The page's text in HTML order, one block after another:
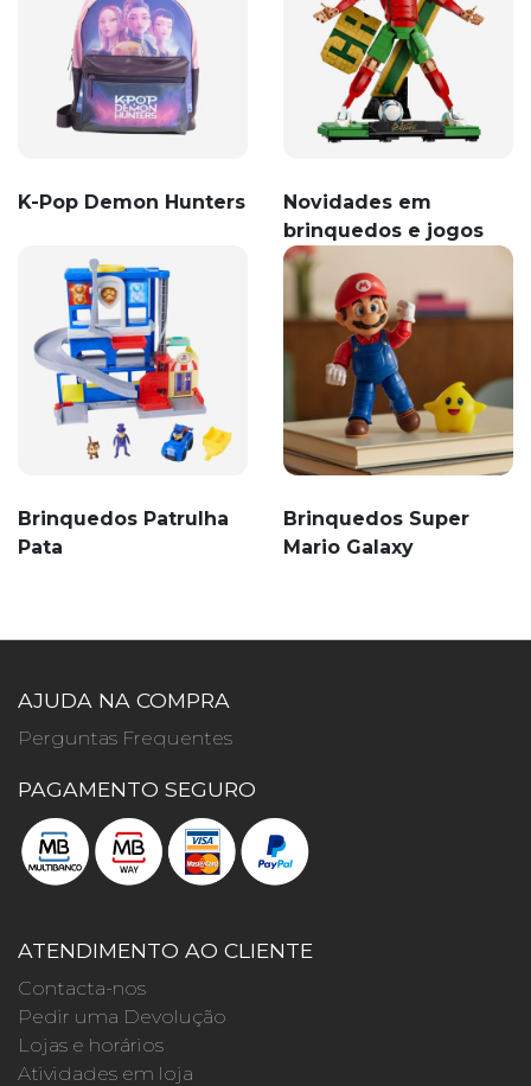
K-Pop Demon Hunters
Novidades em
brinquedos e jogos
Brinquedos Patrulha
Pata
Brinquedos Super
Mario Galaxy
AJUDA NA COMPRA
Perguntas Frequentes
PAGAMENTO SEGURO
ATENDIMENTO AO CLIENTE
Contacta-nos
Pedir uma Devolução
Lojas e horários
Atividades em loja